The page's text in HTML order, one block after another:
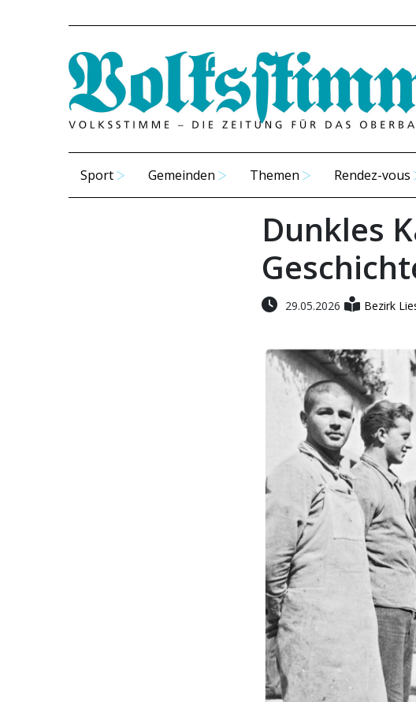
Sport Gemeinden Themen Rendez-vous
Dunkles
29.05.2026 Bezirk